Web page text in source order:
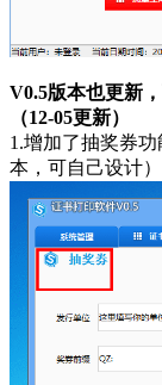
V0.5版本也更新
（12-05更新）
1.增加了抽奖券
本，可自己设计）